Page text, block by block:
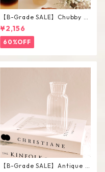
【B-Grade SALE】Chubby V
ase / L
¥2,156
60%OFF
【B-Grade SALE】Antique F